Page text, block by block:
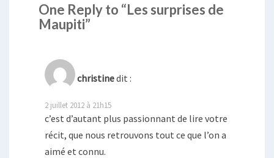
One Reply to “Les surprises de
Maupiti”
christinedit :
2 juillet 2012 à 21h15
c’est d’autant plus passionnant de lire votre
récit, que nous retrouvons tout ce que l’on a
aimé et connu.